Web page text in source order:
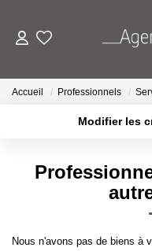
Accueil Professionnels
Modifier les
Nous n'avons pas de biens à